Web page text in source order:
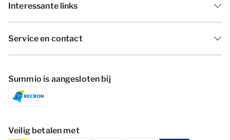
Interessante links
Service en contact
Summio is aangesloten bij
Veilig betalen met